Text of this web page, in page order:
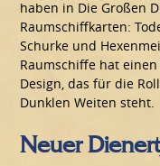
haben in Die Großen
Raumschiffkarten:
Schurke und
Raumschiffe hat
Design, das für die
Dunklen Weiten steht.
Neuer